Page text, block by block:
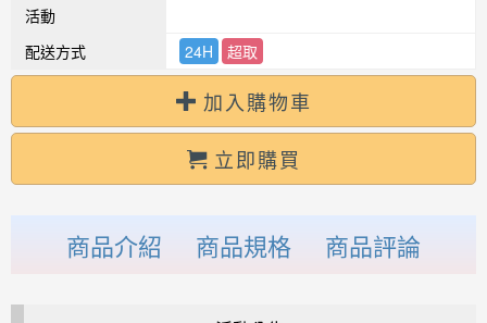
活動
配送方式
24H 超取
加入購物車
立即購買
商品介紹 商品規格 商品評論